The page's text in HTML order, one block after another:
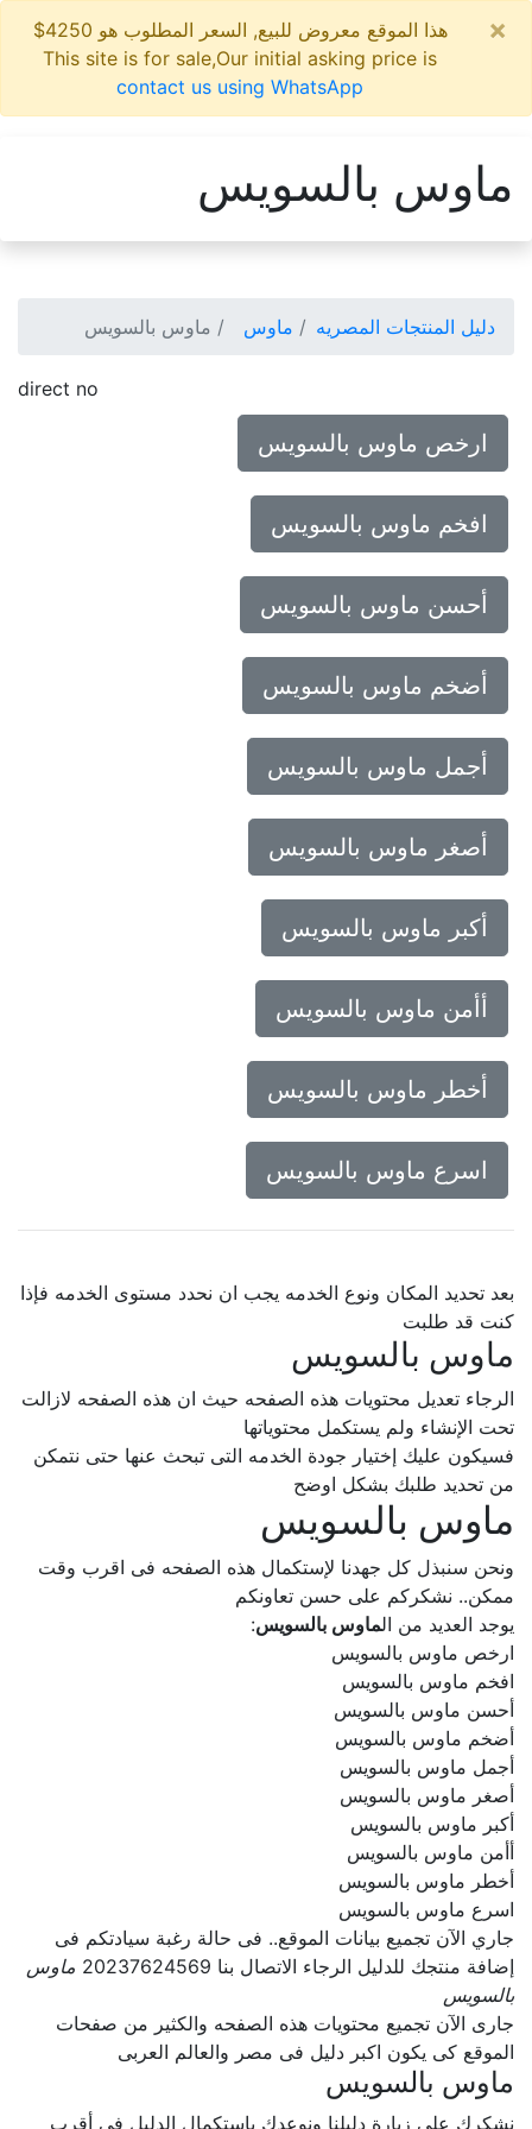
هذا الموقع معروض للبيع, السعر المطلوب هو 4250$
This site is for sale,Our initial asking price is
contact us using WhatsApp
ماوس بالسويس
دليل المنتجات المصريه ماوس ماوس بالسويس
direct no
ارخص ماوس بالسويس
افخم ماوس بالسويس
أحسن ماوس بالسويس
أضخم ماوس بالسويس
أجمل ماوس بالسويس
أصغر ماوس بالسويس
أكبر ماوس بالسويس
أأمن ماوس بالسويس
أخطر ماوس بالسويس
اسرع ماوس بالسويس
بعد تحديد المكان ونوع الخدمه يجب ان نحدد مستوى الخدمه فإذا
كنت قد طلبت
ماوس بالسويس
الرجاء تعديل محتويات هذه الصفحه حيث ان هذه الصفحه لازالت
تحت الإنشاء ولم يستكمل محتوياتها
فسيكون عليك إختيار جودة الخدمه التى تبحث عنها حتى نتمكن
من تحديد طلبك بشكل اوضح
ماوس بالسويس
ونحن سنبذل كل جهدنا لإستكمال هذه الصفحه فى اقرب وقت
ممكن.. نشكركم على حسن تعاونكم
يوجد العديد من ال ماوس بالسويس:
ارخص ماوس بالسويس
افخم ماوس بالسويس
أحسن ماوس بالسويس
أضخم ماوس بالسويس
أجمل ماوس بالسويس
أصغر ماوس بالسويس
أكبر ماوس بالسويس
أأمن ماوس بالسويس
أخطر ماوس بالسويس
اسرع ماوس بالسويس
جاري الآن تجميع بيانات الموقع.. فى حالة رغبة سيادتكم فى
إضافة منتجك للدليل الرجاء الاتصال بنا 20237624569
ماوس
بالسويس
جارى الآن تجميع محتويات هذه الصفحه والكثير من صفحات
الموقع كى يكون اكبر دليل فى مصر والعالم العربى
ماوس بالسويس
نشكرك على زيارة دليلنا ونوعدك بإستكمال الدليل فى أقرب